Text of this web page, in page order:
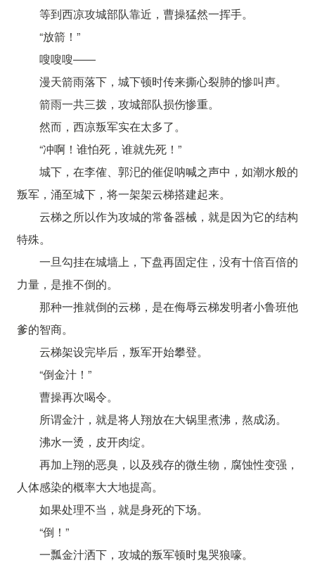
等到西凉攻城部队靠近，曹操猛然一挥手。
“放箭！”
嗖嗖嗖――
漫天箭雨落下，城下顿时传来撕心裂肺的惨叫声。
箭雨一共三拨，攻城部队损伤惨重。
然而，西凉叛军实在太多了。
“冲啊！谁怕死，谁就先死！”
城下，在李傕、郭汜的催促呐喊之声中，如潮水般的
叛军，涌至城下，将一架架云梯搭建起来。
云梯之所以作为攻城的常备器械，就是因为它的结构
特殊。
一旦勾挂在城墙上，下盘再固定住，没有十倍百倍的
力量，是推不倒的。
那种一推就倒的云梯，是在侮辱云梯发明者小鲁班他
爹的智商。
云梯架设完毕后，叛军开始攀登。
“倒金汁！”
曹操再次喝令。
所谓金汁，就是将人翔放在大锅里煮沸，熬成汤。
沸水一烫，皮开肉绽。
再加上翔的恶臭，以及残存的微生物，腐蚀性变强，
人体感染的概率大大地提高。
如果处理不当，就是身死的下场。
“倒！”
一瓢金汁洒下，攻城的叛军顿时鬼哭狼嚎。